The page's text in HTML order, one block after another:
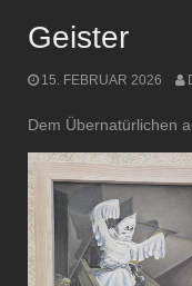
Geister
15. FEBRUAR 2026
Dem Übernatürlichen